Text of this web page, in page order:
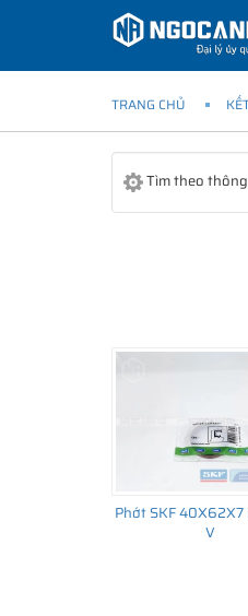
TRANG CHỦ
Tìm theo
Phớt SKF 40X62X7
V